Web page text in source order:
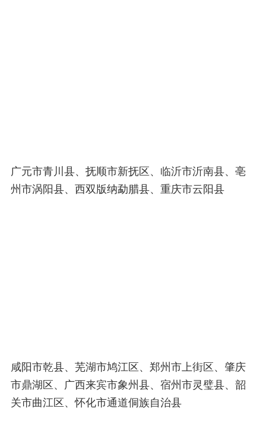
广元市青川县、抚顺市新抚区、临沂市沂南县、亳
州市涡阳县、西双版纳勐腊县、重庆市云阳县
咸阳市乾县、芜湖市鸠江区、郑州市上街区、肇庆
市鼎湖区、广西来宾市象州县、宿州市灵璧县、韶
关市曲江区、怀化市通道侗族自治县